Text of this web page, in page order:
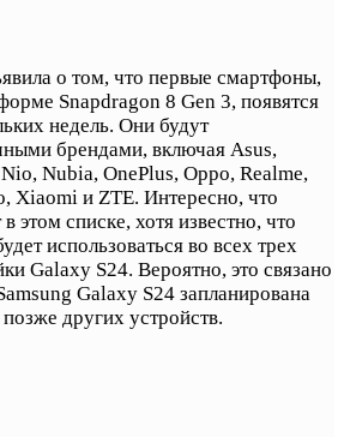
о том, что первые смартфоны,
Snapdragon 8 Gen 3, появятся
недель. Они будут
брендами, включая Asus,
Nubia, OnePlus, Oppo, Realme,
Xiaomi и ZTE. Интересно, что
в этом списке, хотя известно, что
использоваться во всех трех
Galaxy S24. Вероятно, это связано
Galaxy S24 запланирована
других устройств.